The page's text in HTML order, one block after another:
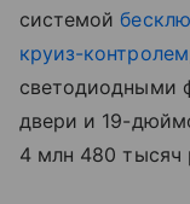
системой
круиз-контролем
светодиодными
двери и 19-
4 млн 480 тысяч